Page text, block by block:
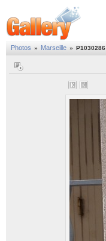
Photos » Marseille » P1030286